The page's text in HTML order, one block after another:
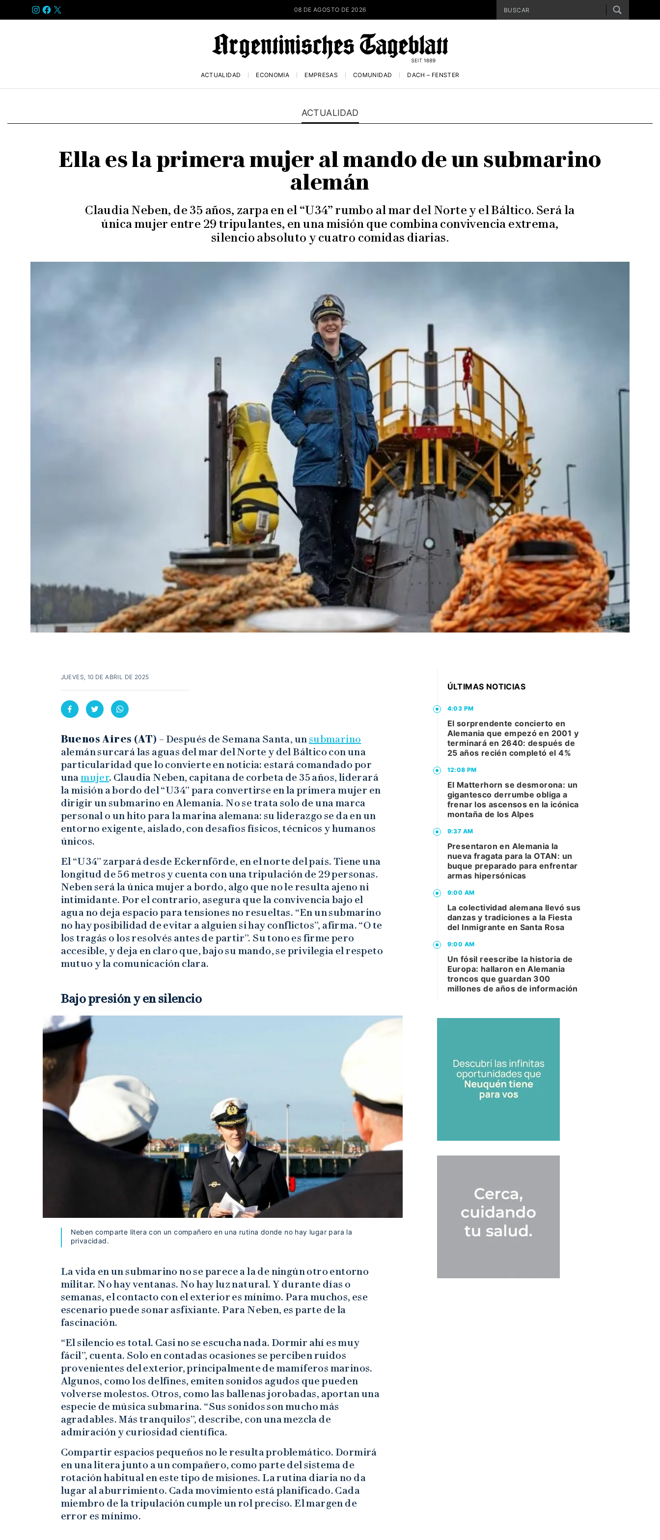
INSTAGRAM
FACEBOOK
X 08 DE AGOSTO DE 2026
ACTUALIDAD ECONOMÍA EMPRESAS COMUNIDAD DACH – FENSTER
ACTUALIDAD
Ella es la primera mujer al mando de un submarino
alemán
Claudia Neben, de 35 años, zarpa en el “U34” rumbo al mar del Norte y el Báltico. Será la
única mujer entre 29 tripulantes, en una misión que combina convivencia extrema,
silencio absoluto y cuatro comidas diarias.
JUEVES, 10 DE ABRIL DE 2025
Buenos Aires (AT) – Después de Semana Santa, unsubmarino
alemán surcará las aguas del mar del Norte y del Báltico con una
particularidad que lo convierte en noticia: estará comandado por
unamujer. Claudia Neben, capitana de corbeta de 35 años, liderará
la misión a bordo del “U34” para convertirse en la primera mujer en
dirigir un submarino en Alemania. No se trata solo de una marca
personal o un hito para la marina alemana: su liderazgo se da en un
entorno exigente, aislado, con desafíos físicos, técnicos y humanos
únicos.
El “U34” zarpará desde Eckernförde, en el norte del país. Tiene una
longitud de 56 metros y cuenta con una tripulación de 29 personas.
Neben será la única mujer a bordo, algo que no le resulta ajeno ni
intimidante. Por el contrario, asegura que la convivencia bajo el
agua no deja espacio para tensiones no resueltas. “En un submarino
no hay posibilidad de evitar a alguien si hay conflictos”, afirma. “O te
los tragás o los resolvés antes de partir”. Su tono es firme pero
accesible, y deja en claro que, bajo su mando, se privilegia el respeto
mutuo y la comunicación clara.
Bajo presión y en silencio
Neben comparte litera con un compañero en una rutina donde no hay lugar para la
privacidad.
La vida en un submarino no se parece a la de ningún otro entorno
militar. No hay ventanas. No hay luz natural. Y durante días o
semanas, el contacto con el exterior es mínimo. Para muchos, ese
escenario puede sonar asfixiante. Para Neben, es parte de la
fascinación.
“El silencio es total. Casi no se escucha nada. Dormir ahí es muy
fácil”, cuenta. Solo en contadas ocasiones se perciben ruidos
provenientes del exterior, principalmente de mamíferos marinos.
Algunos, como los delfines, emiten sonidos agudos que pueden
volverse molestos. Otros, como las ballenas jorobadas, aportan una
especie de música submarina. “Sus sonidos son mucho más
agradables. Más tranquilos”, describe, con una mezcla de
admiración y curiosidad científica.
Compartir espacios pequeños no le resulta problemático. Dormirá
en una litera junto a un compañero, como parte del sistema de
rotación habitual en este tipo de misiones. La rutina diaria no da
lugar al aburrimiento. Cada movimiento está planificado. Cada
miembro de la tripulación cumple un rol preciso. El margen de
error es mínimo.
ÚLTIMAS NOTICIAS
4:03 PM
El sorprendente concierto en
Alemania que empezó en 2001 y
terminará en 2640: después de
25 años recién completó el 4%
12:08 PM
El Matterhorn se desmorona: un
gigantesco derrumbe obliga a
frenar los ascensos en la icónica
montaña de los Alpes
9:37 AM
Presentaron en Alemania la
nueva fragata para la OTAN: un
buque preparado para enfrentar
armas hipersónicas
9:00 AM
La colectividad alemana llevó sus
danzas y tradiciones a la Fiesta
del Inmigrante en Santa Rosa
9:00 AM
Un fósil reescribe la historia de
Europa: hallaron en Alemania
troncos que guardan 300
millones de años de información